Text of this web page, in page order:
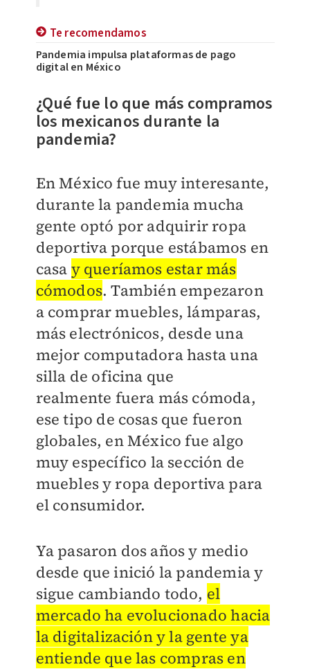
Te recomendamos
Pandemia impulsa plataformas de pago
digital en México
¿Qué fue lo que más compramos
los mexicanos durante la
pandemia?
En México fue muy interesante,
durante la pandemia mucha
gente optó por adquirir ropa
deportiva porque estábamos en
casa y queríamos estar más
cómodos. También empezaron
a comprar muebles, lámparas,
más electrónicos, desde una
mejor computadora hasta una
silla de oficina que
realmente fuera más cómoda,
ese tipo de cosas que fueron
globales, en México fue algo
muy específico la sección de
muebles y ropa deportiva para
el consumidor.
Ya pasaron dos años y medio
desde que inició la pandemia y
sigue cambiando todo, el
mercado ha evolucionado hacia
la digitalización y la gente ya
entiende que las compras en